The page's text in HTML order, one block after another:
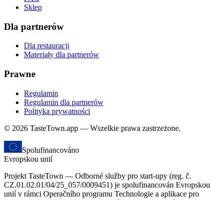
Sklep
Dla partnerów
Dla restauracji
Materiały dla partnerów
Prawne
Regulamin
Regulamin dla partnerów
Polityka prywatności
© 2026 TasteTown.app — Wszelkie prawa zastrzeżone.
Spolufinancováno
Evropskou unií
Projekt TasteTown — Odborné služby pro start-upy (reg. č.
CZ.01.02.01/04/25_057/0009451) je spolufinancován Evropskou
unií v rámci Operačního programu Technologie a aplikace pro